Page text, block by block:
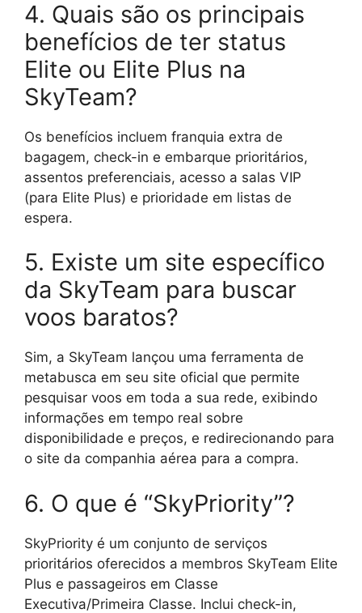
4. Quais são os principais
benefícios de ter status
Elite ou Elite Plus na
SkyTeam?
Os benefícios incluem franquia extra de
bagagem, check-in e embarque prioritários,
assentos preferenciais, acesso a salas VIP
(para Elite Plus) e prioridade em listas de
espera.
5. Existe um site específico
da SkyTeam para buscar
voos baratos?
Sim, a SkyTeam lançou uma ferramenta de
metabusca em seu site oficial que permite
pesquisar voos em toda a sua rede, exibindo
informações em tempo real sobre
disponibilidade e preços, e redirecionando para
o site da companhia aérea para a compra.
6. O que é “SkyPriority”?
SkyPriority é um conjunto de serviços
prioritários oferecidos a membros SkyTeam Elite
Plus e passageiros em Classe
Executiva/Primeira Classe. Inclui check-in,